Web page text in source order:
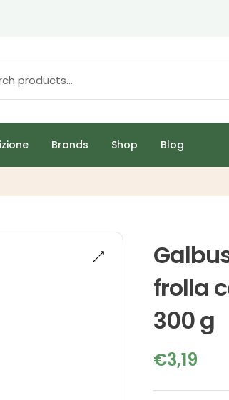
Brands Shop Blog
frolla
300 g
€3,19